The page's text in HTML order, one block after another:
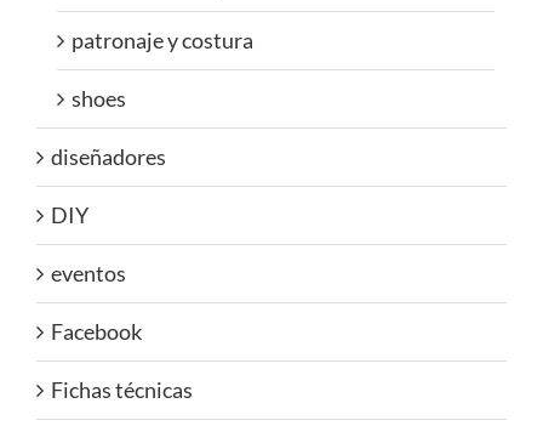
patronaje y costura
shoes
diseñadores
DIY
eventos
Facebook
Fichas técnicas